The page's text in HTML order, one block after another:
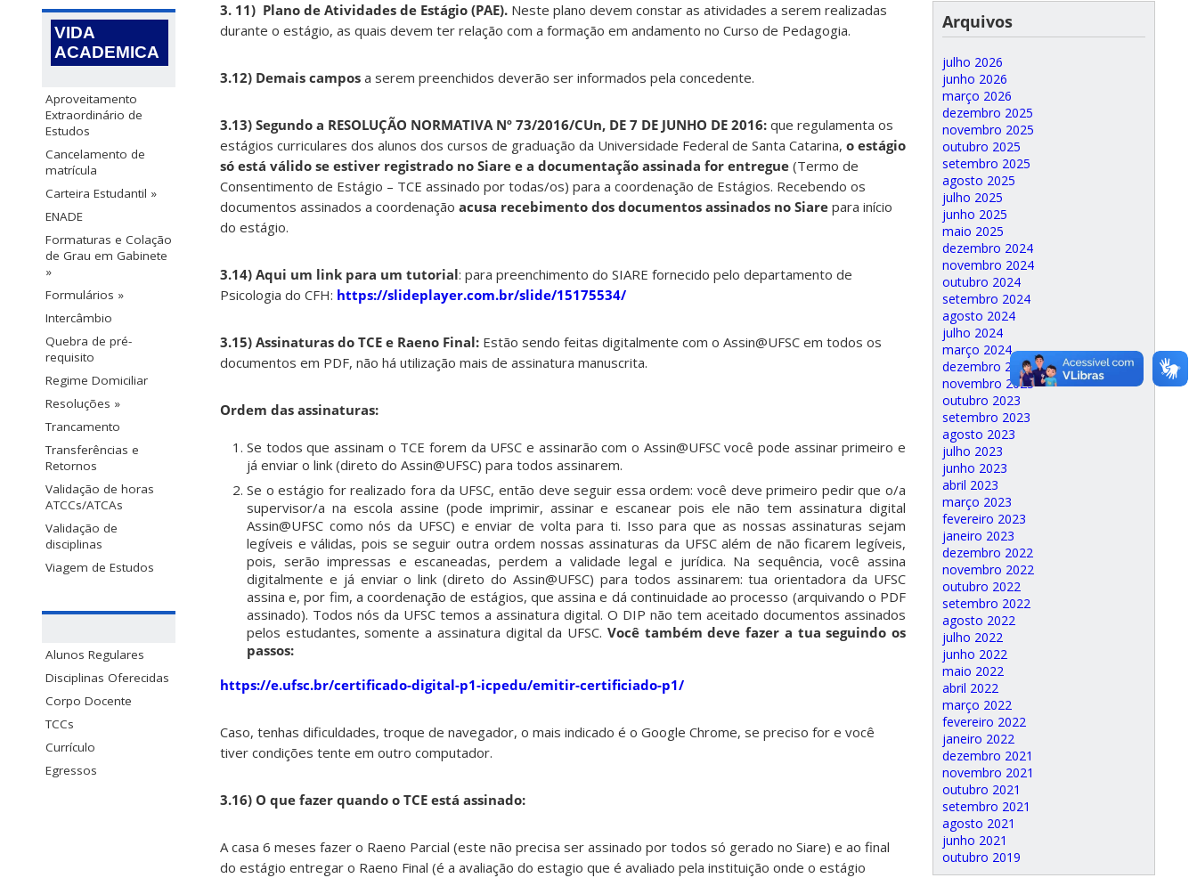
VIDA
ACADEMICA
Aproveitamento
Extraordinário de
Estudos
Cancelamento de
matrícula
Carteira Estudantil »
ENADE
Formaturas e Colação
de Grau em Gabinete
»
Formulários »
Intercâmbio
Quebra de pré-
requisito
Regime Domiciliar
Resoluções »
Trancamento
Transferências e
Retornos
Validação de horas
ATCCs/ATCAs
Validação de
disciplinas
Viagem de Estudos
Alunos Regulares
Disciplinas Oferecidas
Corpo Docente
TCCs
Currículo
Egressos
3. 11) Plano de Atividades de Estágio (PAE). Neste plano devem constar as atividades a serem realizadas
durante o estágio, as quais devem ter relação com a formação em andamento no Curso de Pedagogia.
3.12) Demais campos a serem preenchidos deverão ser informados pela concedente.
3.13) Segundo a RESOLUÇÃO NORMATIVA Nº 73/2016/CUn, DE 7 DE JUNHO DE 2016: que regulamenta os
estágios curriculares dos alunos dos cursos de graduação da Universidade Federal de Santa Catarina, o estágio
só está válido se estiver registrado no Siare e a documentação assinada for entregue (Termo de
Consentimento de Estágio – TCE assinado por todas/os) para a coordenação de Estágios. Recebendo os
documentos assinados a coordenação acusa recebimento dos documentos assinados no Siare para início
do estágio.
3.14) Aqui um link para um tutorial: para preenchimento do SIARE fornecido pelo departamento de
Psicologia do CFH: https://slideplayer.com.br/slide/15175534/
3.15) Assinaturas do TCE e Raeno Final: Estão sendo feitas digitalmente com o Assin@UFSC em todos os
documentos em PDF, não há utilização mais de assinatura manuscrita.
Ordem das assinaturas:
Se todos que assinam o TCE forem da UFSC e assinarão com o Assin@UFSC você pode assinar primeiro e
já enviar o link (direto do Assin@UFSC) para todos assinarem.
Se o estágio for realizado fora da UFSC, então deve seguir essa ordem: você deve primeiro pedir que o/a
supervisor/a na escola assine (pode imprimir, assinar e escanear pois ele não tem assinatura digital
Assin@UFSC como nós da UFSC) e enviar de volta para ti. Isso para que as nossas assinaturas sejam
legíveis e válidas, pois se seguir outra ordem nossas assinaturas da UFSC além de não ficarem legíveis,
pois, serão impressas e escaneadas, perdem a validade legal e jurídica. Na sequência, você assina
digitalmente e já enviar o link (direto do Assin@UFSC) para todos assinarem: tua orientadora da UFSC
assina e, por fim, a coordenação de estágios, que assina e dá continuidade ao processo (arquivando o PDF
assinado). Todos nós da UFSC temos a assinatura digital. O DIP não tem aceitado documentos assinados
pelos estudantes, somente a assinatura digital da UFSC. Você também deve fazer a tua seguindo os
passos:
https://e.ufsc.br/certificado-digital-p1-icpedu/emitir-certificiado-p1/
Caso, tenhas dificuldades, troque de navegador, o mais indicado é o Google Chrome, se preciso for e você
tiver condições tente em outro computador.
3.16) O que fazer quando o TCE está assinado:
A casa 6 meses fazer o Raeno Parcial (este não precisa ser assinado por todos só gerado no Siare) e ao final
do estágio entregar o Raeno Final (é a avaliação do estagio que é avaliado pela instituição onde o estágio
Arquivos
julho 2026
junho 2026
março 2026
dezembro 2025
novembro 2025
outubro 2025
setembro 2025
agosto 2025
julho 2025
junho 2025
maio 2025
dezembro 2024
novembro 2024
outubro 2024
setembro 2024
agosto 2024
julho 2024
março 2024
dezembro 2023
novembro 2023
outubro 2023
setembro 2023
agosto 2023
julho 2023
junho 2023
abril 2023
março 2023
fevereiro 2023
janeiro 2023
dezembro 2022
novembro 2022
outubro 2022
setembro 2022
agosto 2022
julho 2022
junho 2022
maio 2022
abril 2022
março 2022
fevereiro 2022
janeiro 2022
dezembro 2021
novembro 2021
outubro 2021
setembro 2021
agosto 2021
junho 2021
outubro 2019